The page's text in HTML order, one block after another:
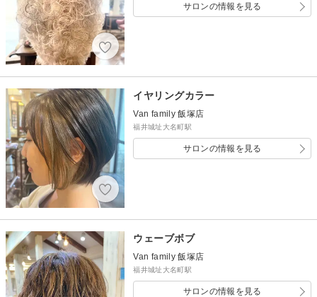
サロンの情報を見る
イヤリングカラー
Van family 飯塚店
福井城址大名町駅
サロンの情報を見る
ウェーブボブ
Van family 飯塚店
福井城址大名町駅
サロンの情報を見る